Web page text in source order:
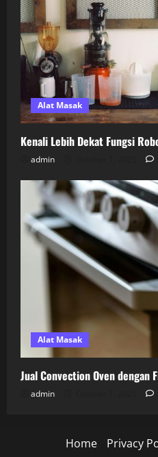
Alat Masak
Kenali Lebih Dekat Fungsi
admin
Alat Masak
Jual Convection Oven dengan
admin
Home Privacy